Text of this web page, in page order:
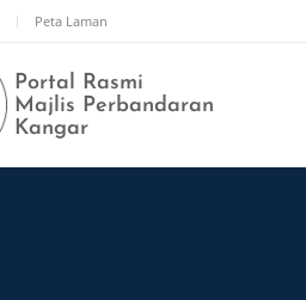
Peta Laman
Portal Rasmi
Majlis Perbandaran
Kangar